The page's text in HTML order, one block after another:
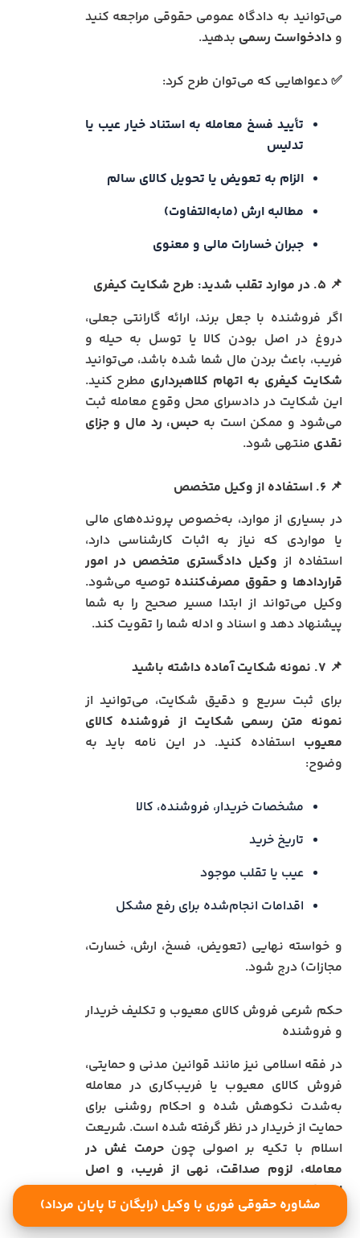
می‌توانید به دادگاه عمومی حقوقی مراجعه کنید
ودادخواست رسمی بدهید.
✅ دعواهایی که می‌توان طرح کرد:
تأیید فسخ معامله به استناد خیار عیب یا
تدلیس
الزام به تعویض یا تحویل کالای سالم
مطالبه ارش (مابه‌التفاوت)
جبران خسارات مالی و معنوی
📌 ۵. در موارد تقلب شدید: طرح شکایت کیفری
اگر فروشنده با جعل برند، ارائه گارانتی جعلی،
دروغ در اصل بودن کالا یا توسل به حیله و
فریب، باعث بردن مال شما شده باشد، می‌توانید
شکایت کیفری به اتهام کلاهبرداری مطرح کنید.
این شکایت در دادسرای محل وقوع معامله ثبت
می‌شود و ممکن است به حبس، رد مال و جزای
نقدی منتهی شود.
📌۶. استفاده از وکیل متخصص
در بسیاری از موارد، به‌خصوص پرونده‌های مالی
یا مواردی که نیاز به اثبات کارشناسی دارد،
استفاده از وکیل دادگستری متخصص در امور
قراردادها و حقوق مصرف‌کننده توصیه می‌شود.
وکیل می‌تواند از ابتدا مسیر صحیح را به شما
پیشنهاد دهد و اسناد و ادله شما را تقویت کند.
📌 ۷. نمونه شکایت آماده داشته باشید
برای ثبت سریع و دقیق شکایت، می‌توانید از
نمونه متن رسمی شکایت از فروشنده کالای
معیوب استفاده کنید. در این نامه باید به
وضوح:
مشخصات خریدار، فروشنده، کالا
تاریخ خرید
عیب یا تقلب موجود
اقدامات انجام‌شده برای رفع مشکل
و خواسته نهایی (تعویض، فسخ، ارش، خسارت،
مجازات) درج شود.
حکم شرعی فروش کالای معیوب و تکلیف خریدار
و فروشنده
در فقه اسلامی نیز مانند قوانین مدنی و حمایتی،
فروش کالای معیوب یا فریب‌کاری در معامله
به‌شدت نکوهش شده و احکام روشنی برای
حمایت از خریدار در نظر گرفته شده است. شریعت
اسلام با تکیه بر اصولی چونحرمت غش در
معامله، لزوم صداقت، نهی از فریب، و اصل
انصاف، حق فسخ معامله یا مطالبه خسارت را برای
مشتری به رسمیت می‌شناسد.
مشاوره حقوقی فوری با وکیل (رایگان تا پایان مرداد)